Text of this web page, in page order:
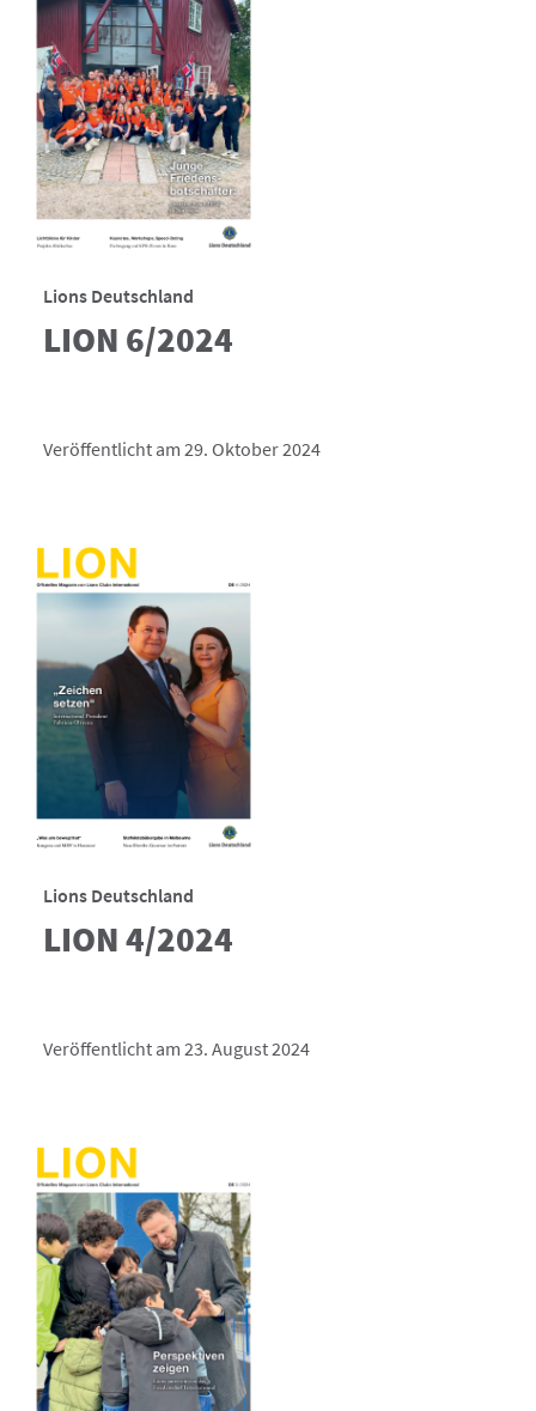
Lions Deutschland
LION 6/2024
Veröffentlicht am 29. Oktober 2024
Lions Deutschland
LION 4/2024
Veröffentlicht am 23. August 2024